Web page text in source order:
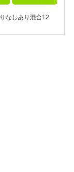
なしあり混合12